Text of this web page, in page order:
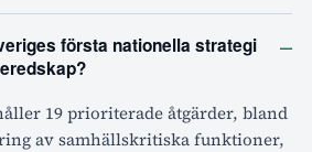
första nationella strategi
–
19 prioriterade åtgärder, bland
av samhällskritiska funktioner,